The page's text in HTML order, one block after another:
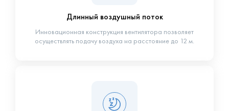
Длинный воздушный поток
Инновационная конструкция вентилятора позволяет
осуществлять подачу воздуха на расстояние до 12 м.